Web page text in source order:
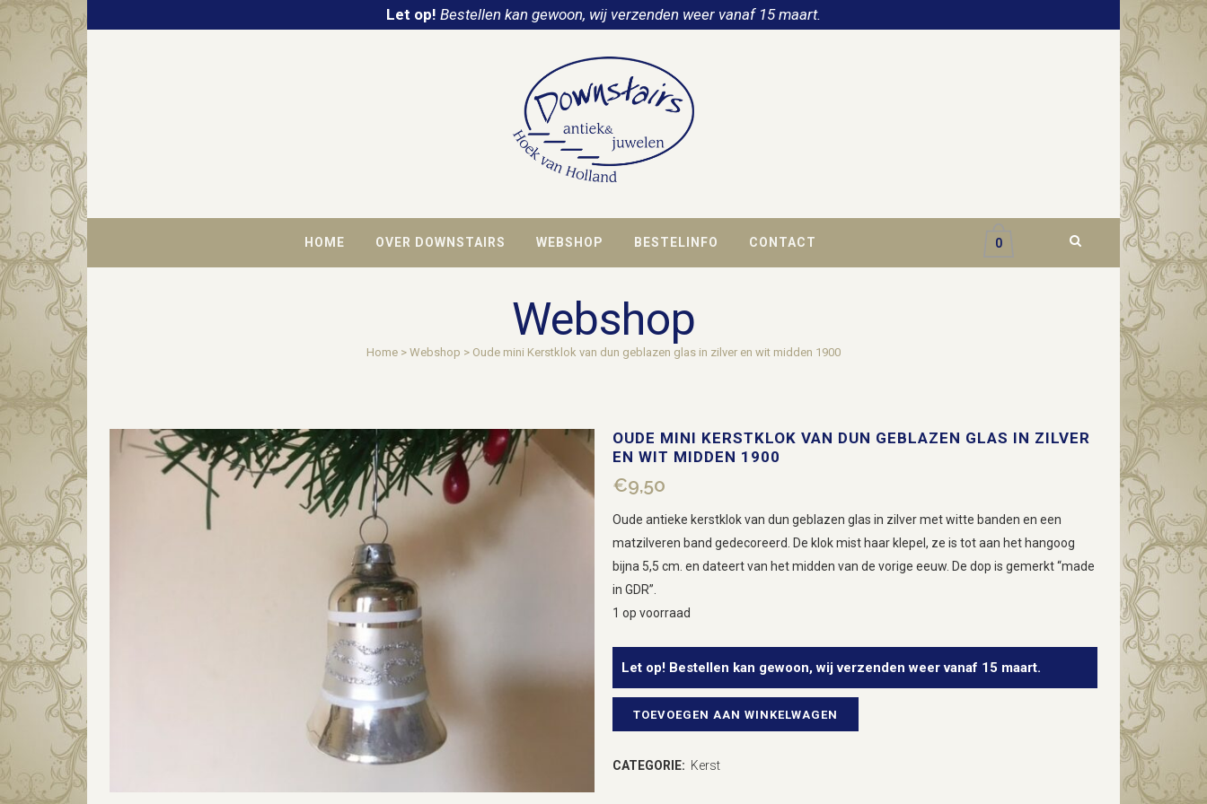
Let op! Bestellen kan gewoon, wij verzenden weer vanaf 15 maart.
HOME OVER DOWNSTAIRS WEBSHOP BESTELINFO CONTACT 0
Webshop
Home > Webshop > Oude mini Kerstklok van dun geblazen glas in zilver en wit midden 1900
OUDE MINI KERSTKLOK VAN DUN GEBLAZEN GLAS IN ZILVER
EN WIT MIDDEN 1900
€9,50
Oude antieke kerstklok van dun geblazen glas in zilver met witte banden en een
matzilveren band gedecoreerd. De klok mist haar klepel, ze is tot aan het hangoog
bijna 5,5 cm. en dateert van het midden van de vorige eeuw. De dop is gemerkt “made
in GDR”.
1 op voorraad
Let op! Bestellen kan gewoon, wij verzenden weer vanaf 15 maart.
OudeTOEVOEGEN AAN WINKELWAGEN
CATEGORIE: Kerst